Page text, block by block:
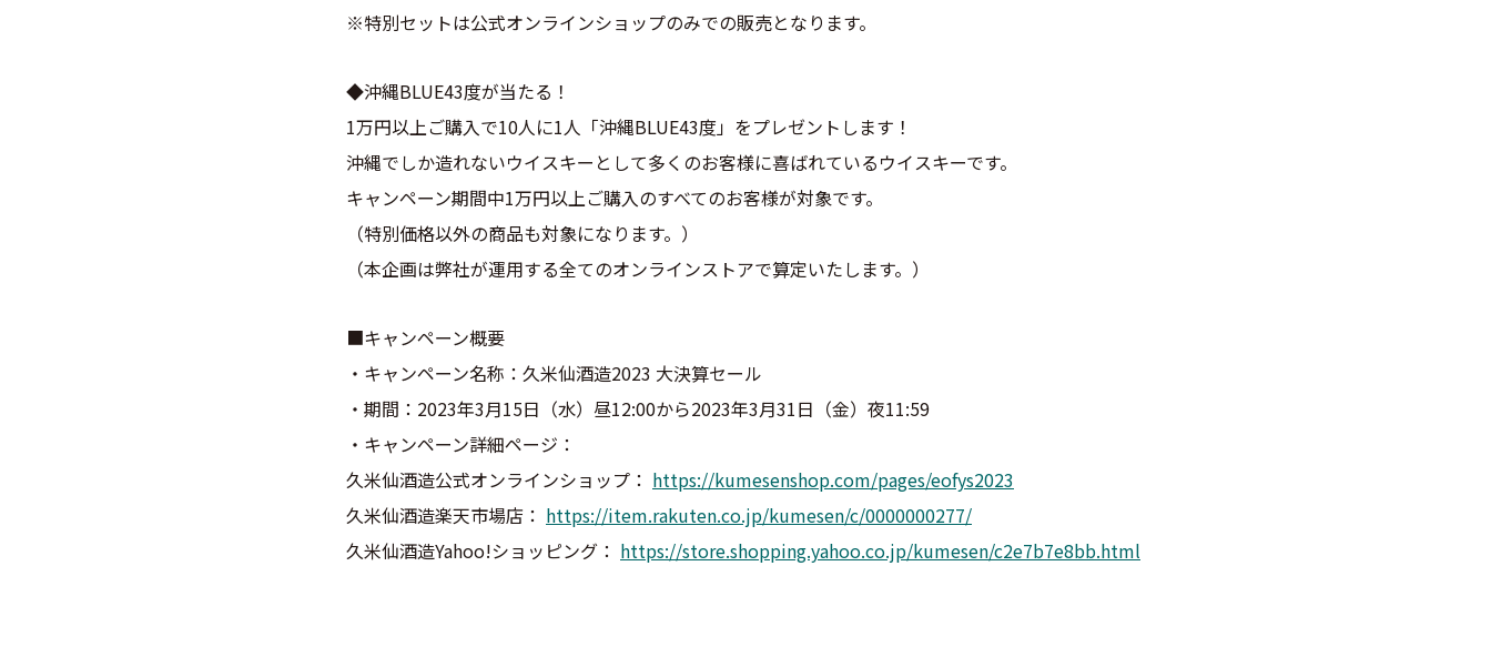
※特別セットは公式オンラインショップのみでの販売となります。
◆沖縄BLUE43度が当たる！
1万円以上ご購入で10人に1人「沖縄BLUE43度」をプレゼントします！
沖縄でしか造れないウイスキーとして多くのお客様に喜ばれているウイスキーです。
キャンペーン期間中1万円以上ご購入のすべてのお客様が対象です。
（特別価格以外の商品も対象になります。）
（本企画は弊社が運用する全てのオンラインストアで算定いたします。）
■キャンペーン概要
・キャンペーン名称：久米仙酒造2023 大決算セール
・期間：2023年3月15日（水）昼12:00から2023年3月31日（金）夜11:59
・キャンペーン詳細ページ：
久米仙酒造公式オンラインショップ： https://kumesenshop.com/pages/eofys2023
久米仙酒造楽天市場店： https://item.rakuten.co.jp/kumesen/c/0000000277/
久米仙酒造Yahoo!ショッピング： https://store.shopping.yahoo.co.jp/kumesen/c2e7b7e8bb.html